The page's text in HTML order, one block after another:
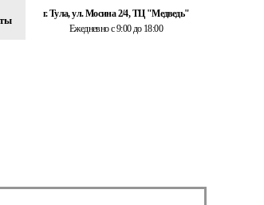
г. Тула, ул. Мосина 2/4, ТЦ "Медведь"
Ежедневно с 9:00 до 18:00